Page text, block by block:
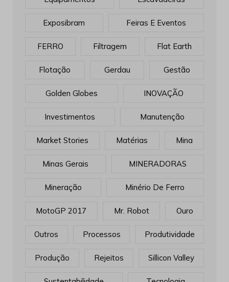
Exposibram Feiras E Eventos
FERRO Filtragem Flat Earth
Flotação Gerdau Gestão
Golden Globes INOVAÇÃO
Investimentos Manutenção
Market Stories Matérias Mina
Minas Gerais MINERADORAS
Mineração Minério De Ferro
MotoGP 2017 Mr. Robot Ouro
Outros Processos Produtividade
Produção Rejeitos Sillicon Valley